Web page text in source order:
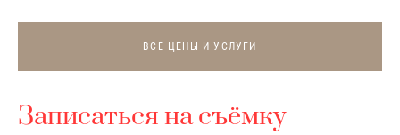
ВСЕ ЦЕНЫ И УСЛУГИ
Записаться на съёмку